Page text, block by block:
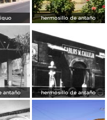
hermosillo de antaño
antaño hermosillo de antaño